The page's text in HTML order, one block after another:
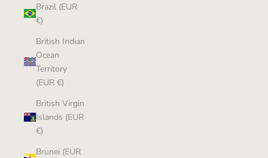
Brazil (EUR
€)
British Indian
Ocean
Territory
(EUR €)
British Virgin
Islands (EUR
€)
Brunei (EUR